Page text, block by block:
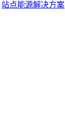
站点能源解决方案